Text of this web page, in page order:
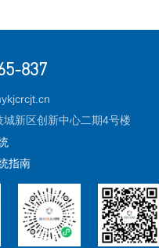
837
城新区创新中心二期4号楼
指南